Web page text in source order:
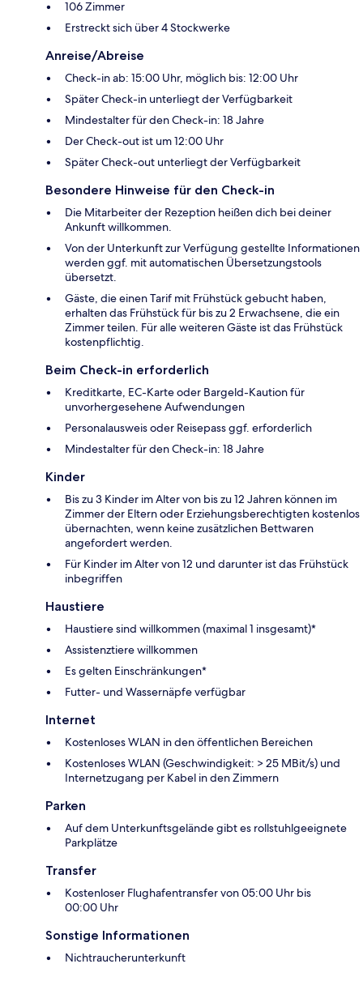
106 Zimmer
Erstreckt sich über 4 Stockwerke
Anreise/Abreise
Check-in ab: 15:00 Uhr, möglich bis: 12:00 Uhr
Später Check-in unterliegt der Verfügbarkeit
Mindestalter für den Check-in: 18 Jahre
Der Check-out ist um 12:00 Uhr
Später Check-out unterliegt der Verfügbarkeit
Besondere Hinweise für den Check-in
Die Mitarbeiter der Rezeption heißen dich bei deiner
Ankunft willkommen.
Von der Unterkunft zur Verfügung gestellte Informationen
werden ggf. mit automatischen Übersetzungstools
übersetzt.
Gäste, die einen Tarif mit Frühstück gebucht haben,
erhalten das Frühstück für bis zu 2 Erwachsene, die ein
Zimmer teilen. Für alle weiteren Gäste ist das Frühstück
kostenpflichtig.
Beim Check-in erforderlich
Kreditkarte, EC-Karte oder Bargeld-Kaution für
unvorhergesehene Aufwendungen
Personalausweis oder Reisepass ggf. erforderlich
Mindestalter für den Check-in: 18 Jahre
Kinder
Bis zu 3 Kinder im Alter von bis zu 12 Jahren können im
Zimmer der Eltern oder Erziehungsberechtigten kostenlos
übernachten, wenn keine zusätzlichen Bettwaren
angefordert werden.
Für Kinder im Alter von 12 und darunter ist das Frühstück
inbegriffen
Haustiere
Haustiere sind willkommen (maximal 1 insgesamt)*
Assistenztiere willkommen
Es gelten Einschränkungen*
Futter- und Wassernäpfe verfügbar
Internet
Kostenloses WLAN in den öffentlichen Bereichen
Kostenloses WLAN (Geschwindigkeit: > 25 MBit/s) und
Internetzugang per Kabel in den Zimmern
Parken
Auf dem Unterkunftsgelände gibt es rollstuhlgeeignete
Parkplätze
Transfer
Kostenloser Flughafentransfer von 05:00 Uhr bis
00:00 Uhr
Sonstige Informationen
Nichtraucherunterkunft